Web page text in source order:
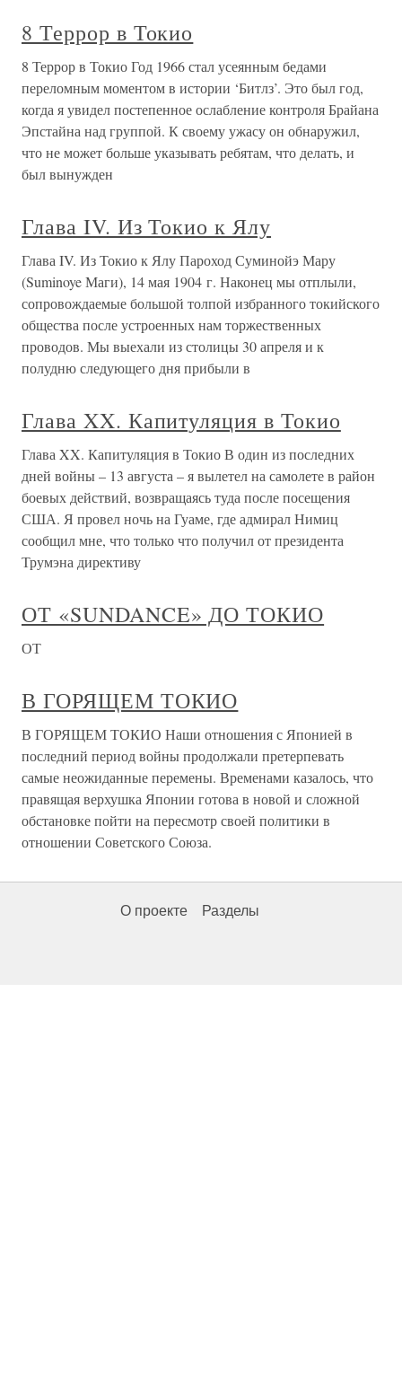
8 Террор в Токио
8 Террор в Токио Год 1966 стал усеянным бедами
переломным моментом в истории ‘Битлз’. Это был год,
когда я увидел постепенное ослабление контроля Брайана
Эпстайна над группой. К своему ужасу он обнаружил,
что не может больше указывать ребятам, что делать, и
был вынужден
Глава IV. Из Токио к Ялу
Глава IV. Из Токио к Ялу Пароход Суминойэ Мару
(Suminoye Маги), 14 мая 1904 г. Наконец мы отплыли,
сопровождаемые большой толпой избранного токийского
общества после устроенных нам торжественных
проводов. Мы выехали из столицы 30 апреля и к
полудню следующего дня прибыли в
Глава XX. Капитуляция в Токио
Глава XX. Капитуляция в Токио В один из последних
дней войны – 13 августа – я вылетел на самолете в район
боевых действий, возвращаясь туда после посещения
США. Я провел ночь на Гуаме, где адмирал Нимиц
сообщил мне, что только что получил от президента
Трумэна директиву
ОТ «SUNDANCE» ДО ТОКИО
ОТ
В ГОРЯЩЕМ ТОКИО
В ГОРЯЩЕМ ТОКИО Наши отношения с Японией в
последний период войны продолжали претерпевать
самые неожиданные перемены. Временами казалось, что
правящая верхушка Японии готова в новой и сложной
обстановке пойти на пересмотр своей политики в
отношении Советского Союза.
О проекте Разделы